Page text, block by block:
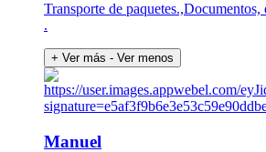
Transporte de
.
+ Ver más - Ver menos
Manuel